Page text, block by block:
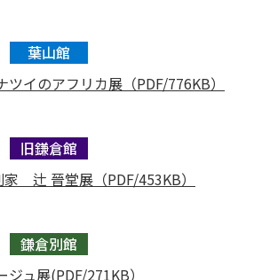
葉山館
イのアフリカ展（PDF/776KB）
旧鎌倉館
辻 晉堂展（PDF/453KB）
鎌倉別館
ュ展(PDF/271KB）